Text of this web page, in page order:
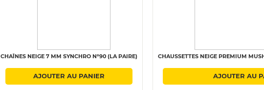
CHAÎNES NEIGE 7 MM SYNCHRO N°90 (LA PAIRE)
AJOUTER AU PANIER
CHAUSSETTES NEIGE PREMIUM
AJOUTER AU